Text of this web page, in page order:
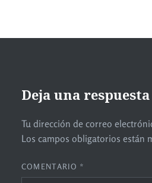
Deja una respuesta
Tu dirección de correo
Los campos obligatorios están
COMENTARIO *